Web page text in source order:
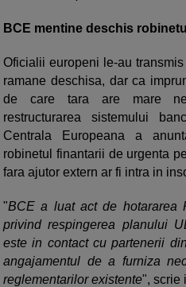
BCE mentine deschis
Oficialii europeni le-au
ramane deschisa, dar ca
de care tara are mare
restructurarea sistemului
Centrala Europeana a
robinetul finantarii de urgenta
fara ajutor extern ar fi intra in
"BCE a luat act de hotararea
privind respingerea planului
este in contact cu partenerii
angajamentul de a furniza
reglementarilor existente", scrie